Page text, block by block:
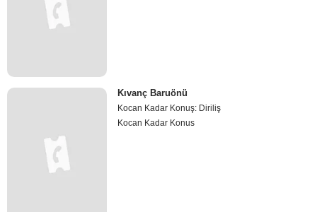
Kıvanç Baruönü
Kocan Kadar Konuş: Diriliş
Kocan Kadar Konus